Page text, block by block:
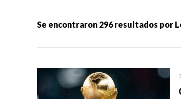
Categorias: NOTICIAS
Se encontraron 296 resultados por